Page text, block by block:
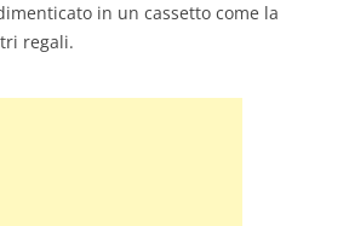
in un cassetto come la
regali.